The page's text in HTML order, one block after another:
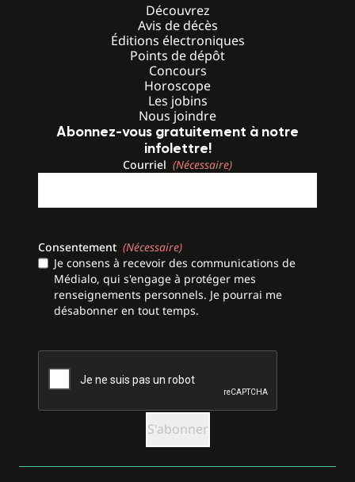
Découvrez
Avis de décès
Éditions électroniques
Points de dépôt
Concours
Horoscope
Les jobins
Nous joindre
Abonnez-vous gratuitement à notre
infolettre!
Courriel (Nécessaire)
Consentement (Nécessaire)
Je consens à recevoir des communications de
Médialo, qui s'engage à protéger mes
renseignements personnels. Je pourrai me
désabonner en tout temps.
CAPTCHA